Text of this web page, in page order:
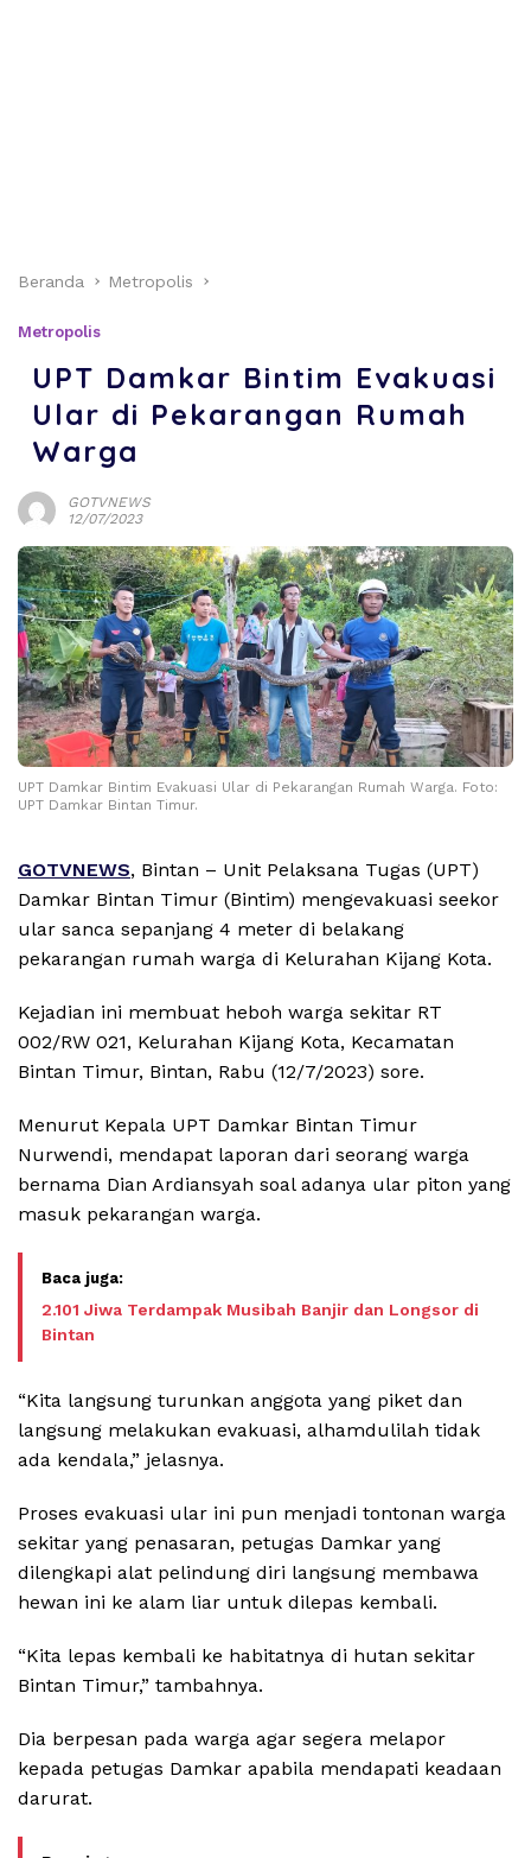
Beranda Metropolis
Metropolis
UPT Damkar Bintim Evakuasi
Ular di Pekarangan Rumah
Warga
GOTVNEWS
12/07/2023
UPT Damkar Bintim Evakuasi Ular di Pekarangan Rumah Warga. Foto:
UPT Damkar Bintan Timur.
GOTVNEWS, Bintan – Unit Pelaksana Tugas (UPT)
Damkar Bintan Timur (Bintim) mengevakuasi seekor
ular sanca sepanjang 4 meter di belakang
pekarangan rumah warga di Kelurahan Kijang Kota.
Kejadian ini membuat heboh warga sekitar RT
002/RW 021, Kelurahan Kijang Kota, Kecamatan
Bintan Timur, Bintan, Rabu (12/7/2023) sore.
Menurut Kepala UPT Damkar Bintan Timur
Nurwendi, mendapat laporan dari seorang warga
bernama Dian Ardiansyah soal adanya ular piton yang
masuk pekarangan warga.
2.101 Jiwa Terdampak Musibah Banjir dan Longsor di
Bintan
“Kita langsung turunkan anggota yang piket dan
langsung melakukan evakuasi, alhamdulilah tidak
ada kendala,” jelasnya.
Proses evakuasi ular ini pun menjadi tontonan warga
sekitar yang penasaran, petugas Damkar yang
dilengkapi alat pelindung diri langsung membawa
hewan ini ke alam liar untuk dilepas kembali.
“Kita lepas kembali ke habitatnya di hutan sekitar
Bintan Timur,” tambahnya.
Dia berpesan pada warga agar segera melapor
kepada petugas Damkar apabila mendapati keadaan
darurat.